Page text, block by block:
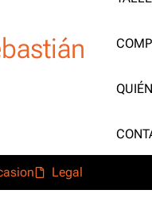
Legal